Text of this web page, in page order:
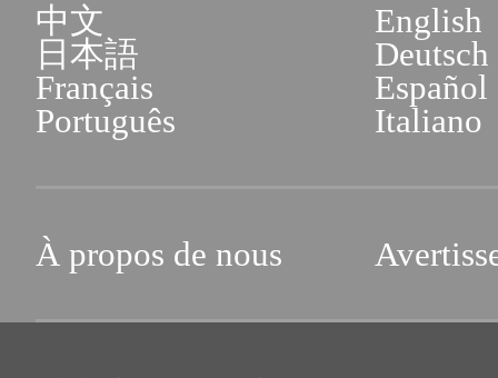
中文
English
日本語
Deutsch
Français
Español
Português
Italiano
À propos de nous